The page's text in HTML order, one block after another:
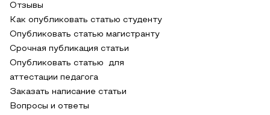
Отзывы
Как опубликовать статью студенту
Опубликовать статью магистранту
Срочная публикация статьи
Опубликовать статью для
аттестации педагога
Заказать написание статьи
Вопросы и ответы